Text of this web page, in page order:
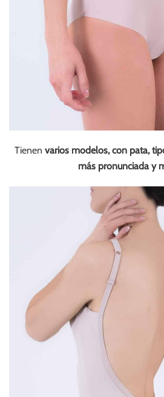
Tienen varios modelos, con pata,
más pronunciada y